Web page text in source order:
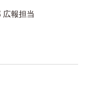
広報担当